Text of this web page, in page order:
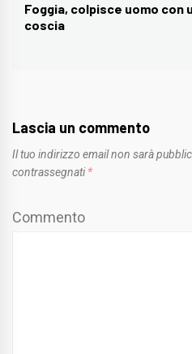
Next
post:
Foggia, colpisce uomo con
coscia
Lascia un commento
Il tuo indirizzo email non sarà
contrassegnati *
Commento